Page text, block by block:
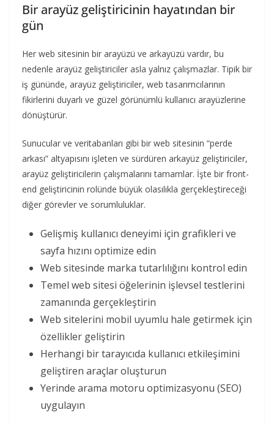
Bir arayüz geliştiricinin hayatından bir
gün
Her web sitesinin bir arayüzü ve arkayüzü vardır, bu
nedenle arayüz geliştiriciler asla yalnız çalışmazlar. Tipik bir
iş gününde, arayüz geliştiriciler, web tasarımcılarının
fikirlerini duyarlı ve güzel görünümlü kullanıcı arayüzlerine
dönüştürür.
Sunucular ve veritabanları gibi bir web sitesinin “perde
arkası” altyapısını işleten ve sürdüren arkayüz geliştiriciler,
arayüz geliştiricilerin çalışmalarını tamamlar. İşte bir front-
end geliştiricinin rolünde büyük olasılıkla gerçekleştireceği
diğer görevler ve sorumluluklar.
Gelişmiş kullanıcı deneyimi için grafikleri ve
sayfa hızını optimize edin
Web sitesinde marka tutarlılığını kontrol edin
Temel web sitesi öğelerinin işlevsel testlerini
zamanında gerçekleştirin
Web sitelerini mobil uyumlu hale getirmek için
özellikler geliştirin
Herhangi bir tarayıcıda kullanıcı etkileşimini
geliştiren araçlar oluşturun
Yerinde arama motoru optimizasyonu (SEO)
uygulayın